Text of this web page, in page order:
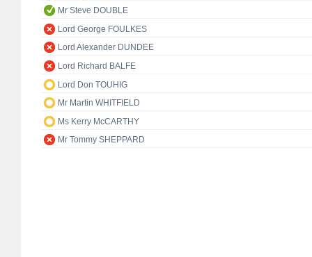
Mr Steve DOUBLE
Lord George FOULKES
Lord Alexander DUNDEE
Lord Richard BALFE
Lord Don TOUHIG
Mr Martin WHITFIELD
Ms Kerry McCARTHY
Mr Tommy SHEPPARD